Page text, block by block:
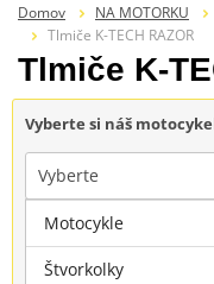
Domov NA MOTORKU
Tlmiče K-TECH RAZOR
Tlmiče K-
Vyberte si náš
Vyberte
Značka
Motocykle
Štvorkolky